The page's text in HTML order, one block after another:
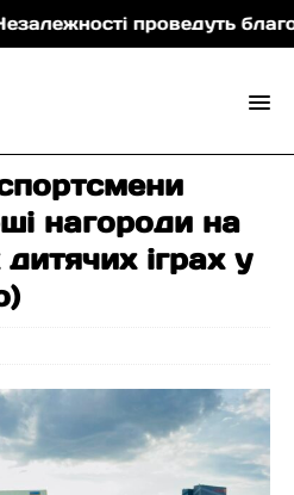
проведуть
нагороди на
іграх у